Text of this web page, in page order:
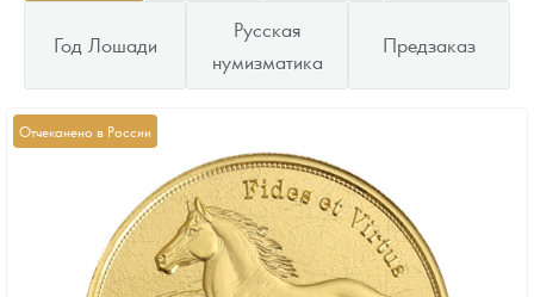
Год Лошади
Русская
нумизматика
Предзаказ
Отчеканено в России